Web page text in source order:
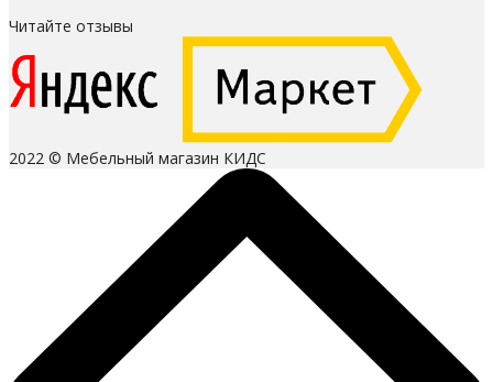
Читайте отзывы
2022 © Мебельный магазин КИДС